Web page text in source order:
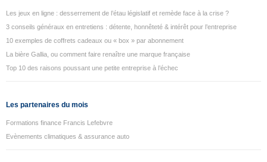
Les jeux en ligne : desserrement de l’étau législatif et remède face à la crise ?
3 conseils généraux en entretiens : détente, honnêteté & intérêt pour l’entreprise
10 exemples de coffrets cadeaux ou « box » par abonnement
La bière Gallia, ou comment faire renaître une marque française
Top 10 des raisons poussant une petite entreprise à l’échec
Les partenaires du mois
Formations finance Francis Lefebvre
Evènements climatiques & assurance auto